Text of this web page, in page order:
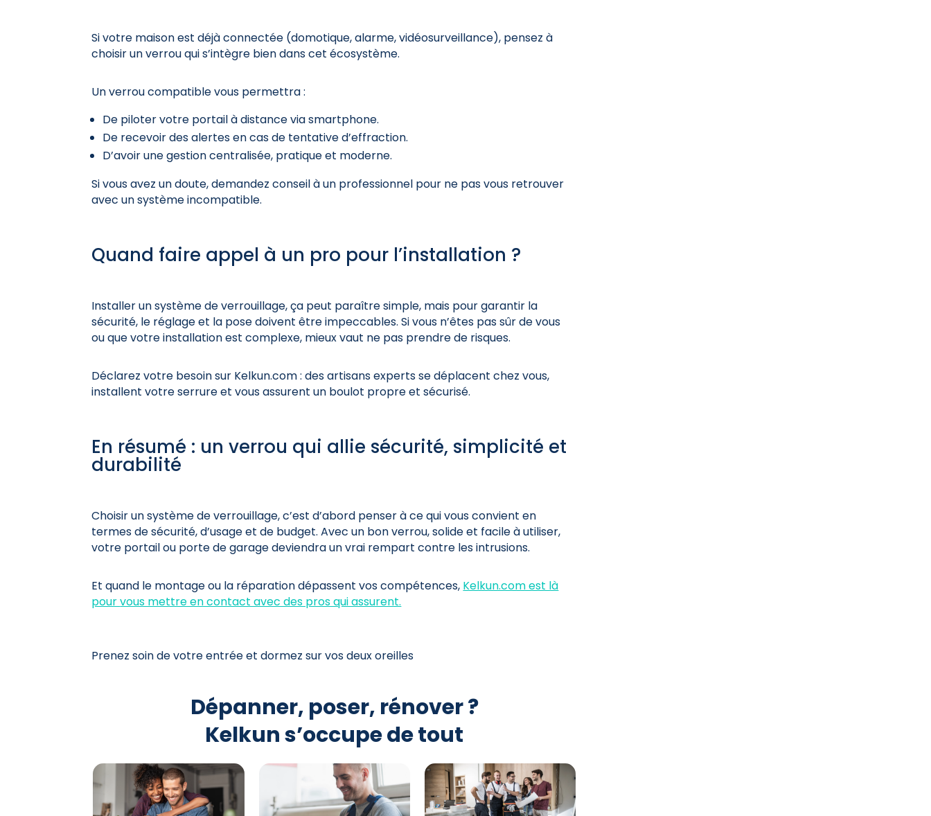
Si votre maison est déjà connectée (domotique, alarme, vidéosurveillance), pensez à
choisir un verrou qui s’intègre bien dans cet écosystème.
Un verrou compatible vous permettra :
De piloter votre portail à distance via smartphone.
De recevoir des alertes en cas de tentative d’effraction.
D’avoir une gestion centralisée, pratique et moderne.
Si vous avez un doute, demandez conseil à un professionnel pour ne pas vous retrouver
avec un système incompatible.
Quand faire appel à un pro pour l’installation ?
Installer un système de verrouillage, ça peut paraître simple, mais pour garantir la
sécurité, le réglage et la pose doivent être impeccables. Si vous n’êtes pas sûr de vous
ou que votre installation est complexe, mieux vaut ne pas prendre de risques.
Déclarez votre besoin sur Kelkun.com : des artisans experts se déplacent chez vous,
installent votre serrure et vous assurent un boulot propre et sécurisé.
En résumé : un verrou qui allie sécurité, simplicité et
durabilité
Choisir un système de verrouillage, c’est d’abord penser à ce qui vous convient en
termes de sécurité, d’usage et de budget. Avec un bon verrou, solide et facile à utiliser,
votre portail ou porte de garage deviendra un vrai rempart contre les intrusions.
Et quand le montage ou la réparation dépassent vos compétences, Kelkun.com est là
pourvous mettre en contact avec des pros qui assurent.
Prenez soin de votre entrée et dormez sur vos deux oreilles
Dépanner, poser, rénover ?
Kelkun s’occupe de tout